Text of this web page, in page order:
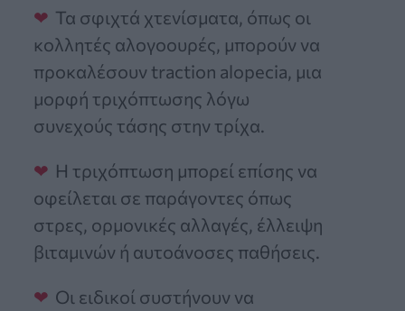
Τα σφιχτά χτενίσματα, όπως οι
κολλητές αλογοουρές, μπορούν να
προκαλέσουν traction alopecia, μια
μορφή τριχόπτωσης λόγω
συνεχούς τάσης στην τρίχα.
Η τριχόπτωση μπορεί επίσης να
οφείλεται σε παράγοντες όπως
στρες, ορμονικές αλλαγές, έλλειψη
βιταμινών ή αυτοάνοσες παθήσεις.
Οι ειδικοί συστήνουν να